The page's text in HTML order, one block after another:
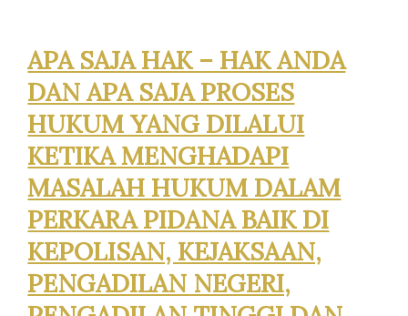
KATA
HUKUM
???
APA SAJA HAK – HAK ANDA
DAN APA SAJA PROSES
HUKUM YANG DILALUI
KETIKA MENGHADAPI
MASALAH HUKUM DALAM
PERKARA PIDANA BAIK DI
KEPOLISAN, KEJAKSAAN,
PENGADILAN NEGERI,